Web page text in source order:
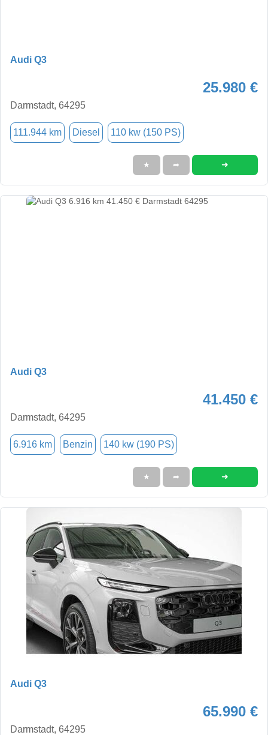
Audi Q3
25.980 €
Darmstadt, 64295
111.944 km Diesel 110 kw (150 PS)
★ ➦ ➜
Audi Q3
41.450 €
Darmstadt, 64295
6.916 km Benzin 140 kw (190 PS)
★ ➦ ➜
Audi Q3
65.990 €
Darmstadt, 64295